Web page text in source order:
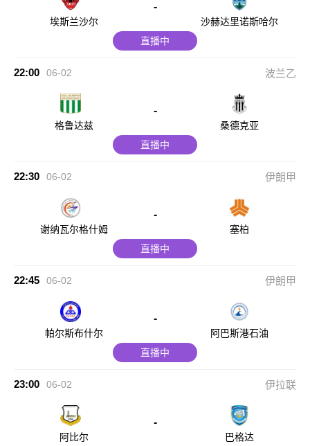
埃斯兰沙尔
-
沙赫达里诺斯哈尔
直播中
22:00 06-02 波兰乙
格鲁达兹
-
桑德克亚
直播中
22:30 06-02 伊朗甲
谢纳瓦尔格什姆
-
塞柏
直播中
22:45 06-02 伊朗甲
帕尔斯布什尔
-
阿巴斯港石油
直播中
23:00 06-02 伊拉联
阿比尔
-
巴格达